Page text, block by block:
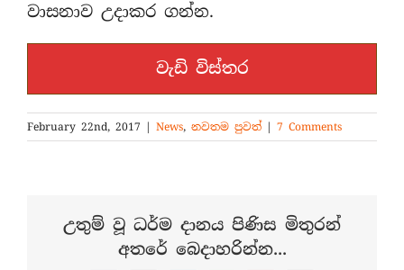
වාසනාව උදාකර ගන්න.
වැඩි විස්තර
February 22nd, 2017 | News, නවතම පුවත් | 7 Comments
උතුම් වූ ධර්ම දානය පිණිස මිතුරන්
අතරේ බෙදාහරින්න...